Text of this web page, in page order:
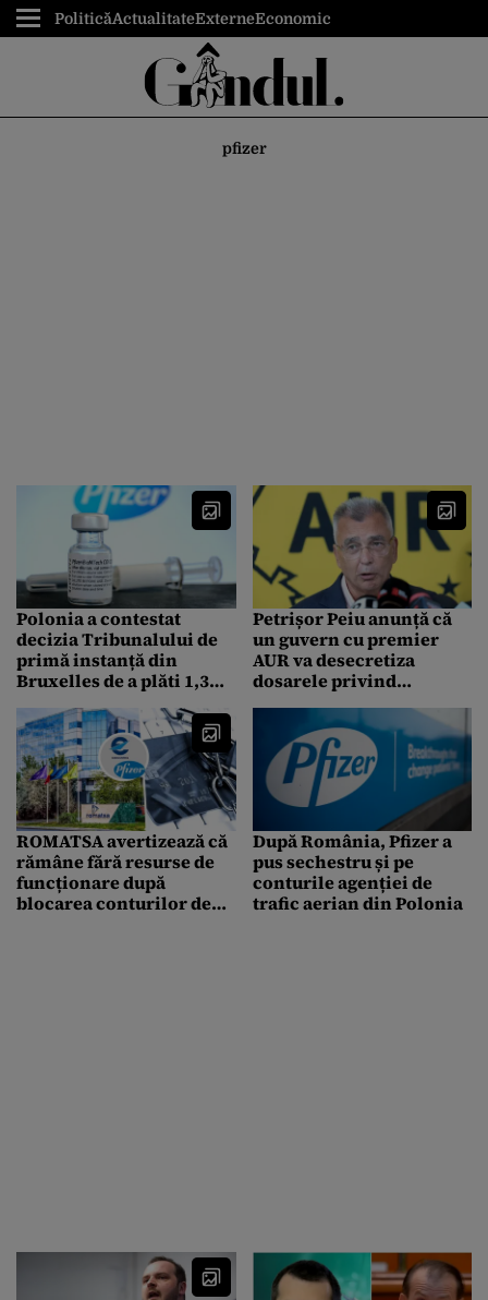
PoliticăActualitateExterneEconomic
pfizer
Polonia a contestat
decizia Tribunalului de
primă instanță din
Bruxelles de a plăti 1,3
vaccinurile Pfizer. Ce
arguemnte aduce
Petrișor Peiu anunță că
un guvern cu premier
AUR va desecretiza
dosarele privind
Pfizer, din timpul
pandemiei
ROMATSA avertizează că
rămâne fără resurse de
funcționare după
blocarea conturilor de
După România, Pfizer a
pus sechestru și pe
conturile agenției de
trafic aerian din Polonia